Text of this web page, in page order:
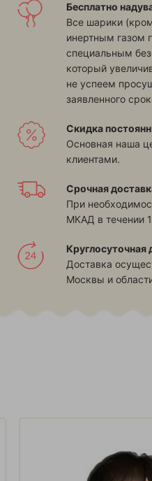
Бесплатно
Все шарики
инертным газом
специальным
который
не успеем
заявленного
Скидка
Основная наша
клиентами.
Срочная
При
МКАД в течении
Круглосуточная
Доставка
Москвы и